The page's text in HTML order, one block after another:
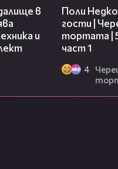
в
и
Поли
гости |
тортата | 5
част 1
4